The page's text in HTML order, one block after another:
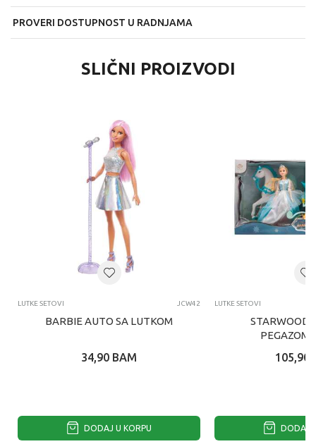
PROVERI DOSTUPNOST U RADNJAMA
SLIČNI PROIZVODI
LUTKE SETOVI JCW42
BARBIE AUTO SA LUTKOM
34,90 BAM
DODAJ U KORPU
LUTKE SETOVI
STARWOOD
PEGAZOM
105,90
DODAJ